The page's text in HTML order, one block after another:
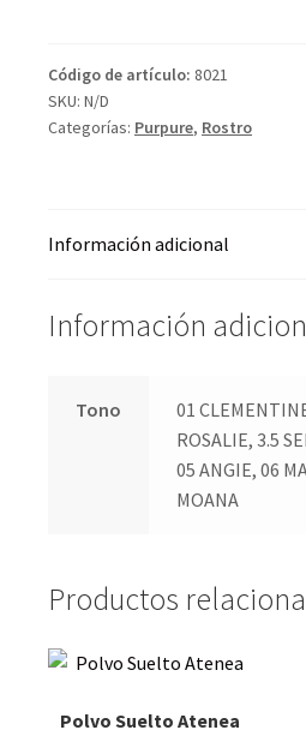
Código de artículo: 8021
SKU: N/D
Categorías: Purpure, Rostro
Información adicional
Información
Tono
01
ROSALIE, 3.5
05 ANGIE, 06
MOANA
Productos
Polvo Suelto Atenea